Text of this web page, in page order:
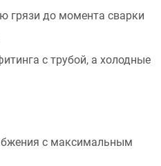
грязи до момента сварки
с трубой, а холодные
с максимальным